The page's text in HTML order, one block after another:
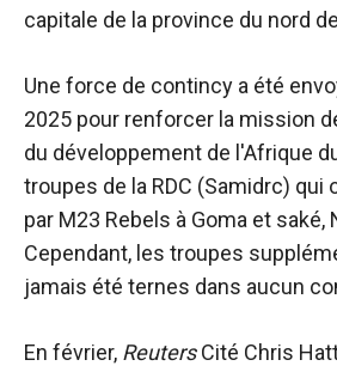
capitale de la province du nord
Une force de contincy a été
2025 pour renforcer la mission
du développement de l'Afrique
troupes de la RDC (Samidrc) qui
par M23 Rebels à Goma et saké,
Cependant, les troupes
jamais été ternes dans aucun
En février, ReutersCité Chris